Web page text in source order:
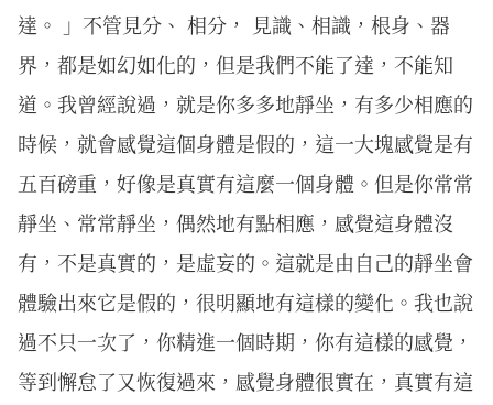
達。 」不管見分、 相分， 見識、相識，根身、器
界，都是如幻如化的，但是我們不能了達，不能知
道。我曾經說過，就是你多多地靜坐，有多少相應的
時候，就會感覺這個身體是假的，這一大塊感覺是有
五百磅重，好像是真實有這麼一個身體。但是你常常
靜坐、常常靜坐，偶然地有點相應，感覺這身體沒
有，不是真實的，是虛妄的。這就是由自己的靜坐會
體驗出來它是假的，很明顯地有這樣的變化。我也說
過不只一次了，你精進一個時期，你有這樣的感覺，
等到懈怠了又恢復過來，感覺身體很實在，真實有這